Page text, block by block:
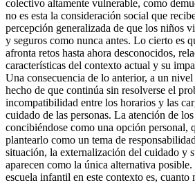
colectivo altamente vulnerable, como
no es esta la consideración social que
percepción generalizada de que los niños
y seguros como nunca antes. Lo cierto es
afronta retos hasta ahora desconocidos,
características del contexto actual y su
Una consecuencia de lo anterior, a un nivel
hecho de que continúa sin resolverse el
incompatibilidad entre los horarios y las
cuidado de las personas. La atención de
concibiéndose como una opción personal,
plantearlo como un tema de
situación, la externalización del cuidado y
aparecen como la única alternativa
escuela infantil en este contexto es, cuanto